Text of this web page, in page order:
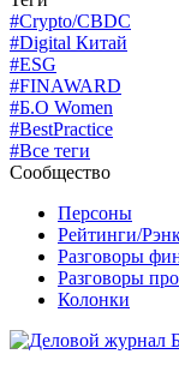
#Crypto/CBDC
#Digital Китай
#ESG
#FINAWARD
#Б.О Women
#BestPractice
#Все теги
Сообщество
Персоны
Рейтинги/
Разговоры
Разговоры
Колонки